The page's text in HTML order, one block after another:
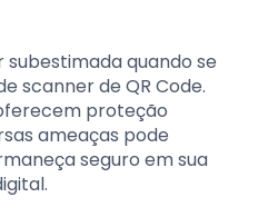
subestimada quando se
scanner de QR Code.
proteção
ameaças pode
seguro em sua